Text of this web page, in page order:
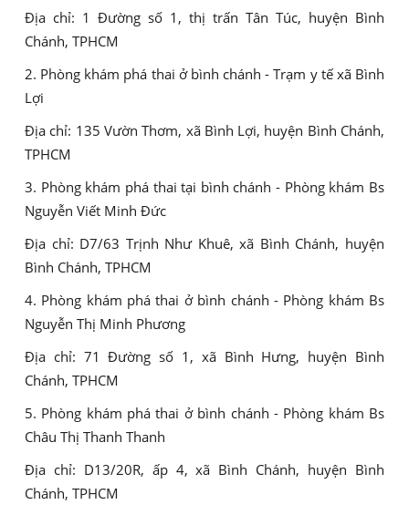
Địa chỉ: 1 Đường số 1, thị trấn Tân Túc, huyện Bình
Chánh, TPHCM
2. Phòng khám phá thai ở bình chánh - Trạm y tế xã Bình
Lợi
Địa chỉ: 135 Vườn Thơm, xã Bình Lợi, huyện Bình Chánh,
TPHCM
3. Phòng khám phá thai tại bình chánh - Phòng khám Bs
Nguyễn Viết Minh Đức
Địa chỉ: D7/63 Trịnh Như Khuê, xã Bình Chánh, huyện
Bình Chánh, TPHCM
4. Phòng khám phá thai ở bình chánh - Phòng khám Bs
Nguyễn Thị Minh Phương
Địa chỉ: 71 Đường số 1, xã Bình Hưng, huyện Bình
Chánh, TPHCM
5. Phòng khám phá thai ở bình chánh - Phòng khám Bs
Châu Thị Thanh Thanh
Địa chỉ: D13/20R, ấp 4, xã Bình Chánh, huyện Bình
Chánh, TPHCM